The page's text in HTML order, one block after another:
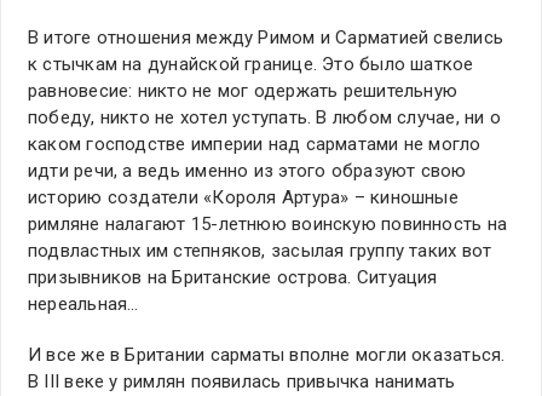
В итоге отношения между Римом и Сарматией свелись
к стычкам на дунайской границе. Это было шаткое
равновесие: никто не мог одержать решительную
победу, никто не хотел уступать. В любом случае, ни о
каком господстве империи над сарматами не могло
идти речи, а ведь именно из этого образуют свою
историю создатели «Короля Артура» – киношные
римляне налагают 15-летнюю воинскую повинность на
подвластных им степняков, засылая группу таких вот
призывников на Британские острова. Ситуация
нереальная…
И все же в Британии сарматы вполне могли оказаться.
В III веке у римлян появилась привычка нанимать